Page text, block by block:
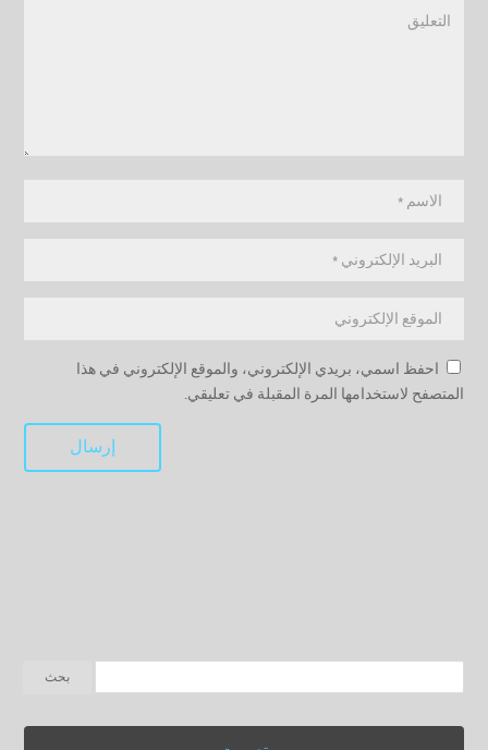
احفظ اسمي، بريدي الإلكتروني، والموقع الإلكتروني في هذا
المتصفح لاستخدامها المرة المقبلة في تعليقي.